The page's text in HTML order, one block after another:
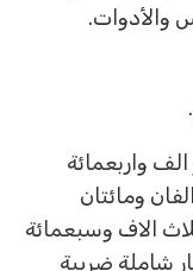
واربعمائة
ومائتان
الاف وسبعمائة
ضريبة